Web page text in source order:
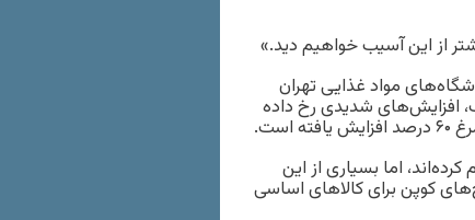
از این آسیب خواهیم دید.»
مواد غذایی تهران
افزایش‌های شدیدی رخ داده
اما بسیاری از این
اجرای طرح‌های کوپن برای کالاهای اساسی